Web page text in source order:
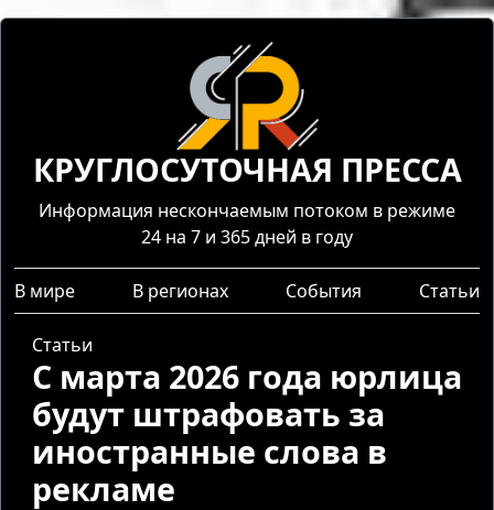
КРУГЛОСУТОЧНАЯ ПРЕССА
Информация нескончаемым потоком в режиме
24 на 7 и 365 дней в году
В мире В регионах События Статьи
Статьи
С марта 2026 года юрлица
будут штрафовать за
иностранные слова в
рекламе